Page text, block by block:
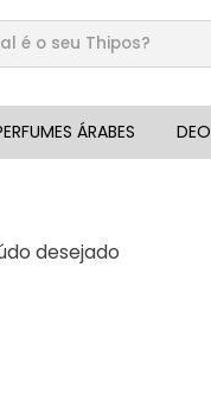
o seu Thipos?
ÁRABES
desejado